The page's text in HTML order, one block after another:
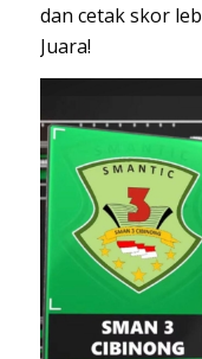
dan cetak skor
Juara!